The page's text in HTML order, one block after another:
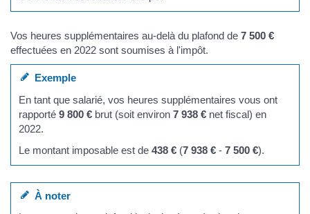
Vos heures supplémentaires au-delà du plafond de 7 500 €
effectuées en 2022 sont soumises à l'impôt.
Exemple
En tant que salarié, vos heures supplémentaires vous ont
rapporté9 800 € brut (soit environ7 938 € net fiscal) en
2022.
Le montant imposable est de438 € (7 938 € -7 500 €).
À noter